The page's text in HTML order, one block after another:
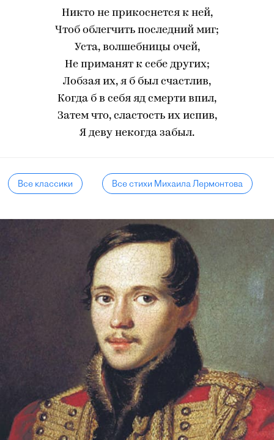
Никто не прикоснется к ней,
Чтоб облегчить последний миг;
Уста, волшебницы очей,
Не приманят к себе других;
Лобзая их, я б был счастлив,
Когда б в себя яд смерти впил,
Затем что, сластость их испив,
Я деву некогда забыл.
Все классики Все стихи Михаила Лермонтова